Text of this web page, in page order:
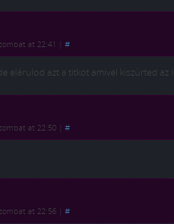
at 22:41 #
elárulod azt a titkot amivel kiszürted az
at 22:50 #
at 22:56 #